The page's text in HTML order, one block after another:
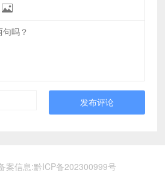

发布评论
案信息:黔ICP备202300999号